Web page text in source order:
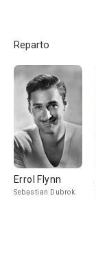
Reparto
Errol Flynn
Sebastian Dubrok